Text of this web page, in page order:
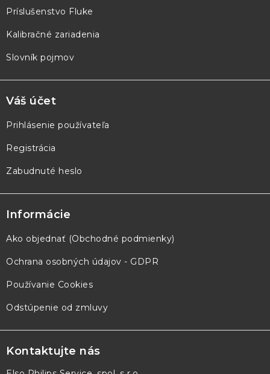
ePríslušenstvo Fluke
Kalibračné zariadenia
Slovník pojmov
Váš účet
Prihlásenie používateľa
Registrácia
Zabudnuté heslo
Informácie
Ako objednať (Obchodné podmienky)
Ochrana osobných údajov - GDPR
Používanie Cookies
Odstúpenie od zmluvy
Kontaktujte nás